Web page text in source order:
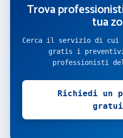
Trova
tua
Cerca il servizio di cui
gratis i
professionisti
Richiedi un